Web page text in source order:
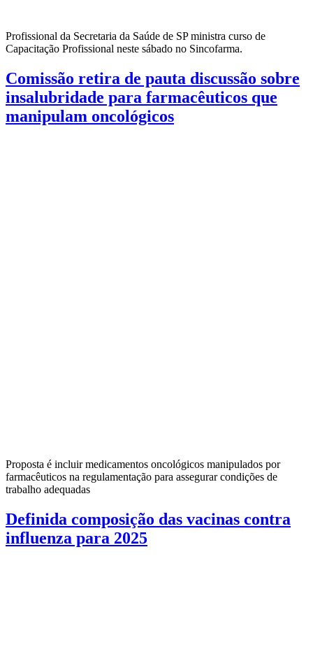
Profissional da Secretaria da Saúde de SP ministra curso de
Capacitação Profissional neste sábado no Sincofarma.
Comissão retira de pauta discussão sobre
insalubridade para farmacêuticos que
manipulam oncológicos
Proposta é incluir medicamentos oncológicos manipulados por
farmacêuticos na regulamentação para assegurar condições de
trabalho adequadas
Definida composição das vacinas contra
influenza para 2025